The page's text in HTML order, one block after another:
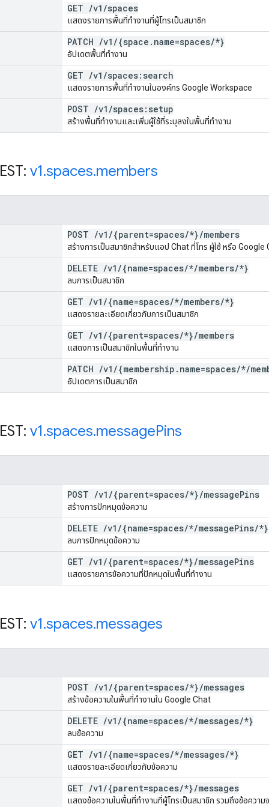
GET /v1 /spaces
แสดงรายการพื้นที่ทำงานที่ผู้โทรเป็นสมาชิก
PATCH /v1 /{space . name=spaces/*}
อัปเดตพื้นที่ทำงาน
GET /v1 /spaces:search
แสดงรายการพื้นที่ทำงานในองค์กร Google Workspace
POST /v1 /spaces:setup
สร้างพื้นที่ทำงานและเพิ่มผู้ใช้ที่ระบุลงในพื้นที่ทำงาน
v1.spaces.members
POST /v1 /{parent=spaces/*}/members
สร้างการเป็นสมาชิกสำหรับแอป Chat ที่โทร ผู้ใช้ หรือ Google
DELETE /v1 /{name=spaces/*/members/*}
ลบการเป็นสมาชิก
GET /v1 /{name=spaces/*/members/*}
แสดงรายละเอียดเกี่ยวกับการเป็นสมาชิก
GET /v1 /{parent=spaces/*}/members
แสดงการเป็นสมาชิกในพื้นที่ทำงาน
PATCH /v1 /{membership . name=spaces/*/
อัปเดตการเป็นสมาชิก
v1.spaces.messagePins
POST /v1 /{parent=spaces/*}/messagePins
สร้างการปักหมุดข้อความ
DELETE /v1 /{name=spaces/*/messagePins/*}
ลบการปักหมุดข้อความ
GET /v1 /{parent=spaces/*}/messagePins
แสดงรายการข้อความที่ปักหมุดในพื้นที่ทำงาน
v1.spaces.messages
POST /v1 /{parent=spaces/*}/messages
สร้างข้อความในพื้นที่ทำงานใน Google Chat
DELETE /v1 /{name=spaces/*/messages/*}
ลบข้อความ
GET /v1 /{name=spaces/*/messages/*}
แสดงรายละเอียดเกี่ยวกับข้อความ
GET /v1 /{parent=spaces/*}/messages
แสดงข้อความในพื้นที่ทำงานที่ผู้โทรเป็นสมาชิก รวมถึงข้อควา